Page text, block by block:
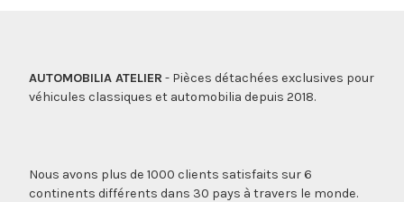
AUTOMOBILIA ATELIER - Pièces détachées exclusives pour
véhicules classiques et automobilia depuis 2018.
Nous avons plus de 1000 clients satisfaits sur 6
continents différents dans 30 pays à travers le monde.